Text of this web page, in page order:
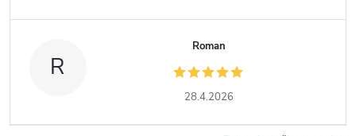
R
Roman
28.4.2026